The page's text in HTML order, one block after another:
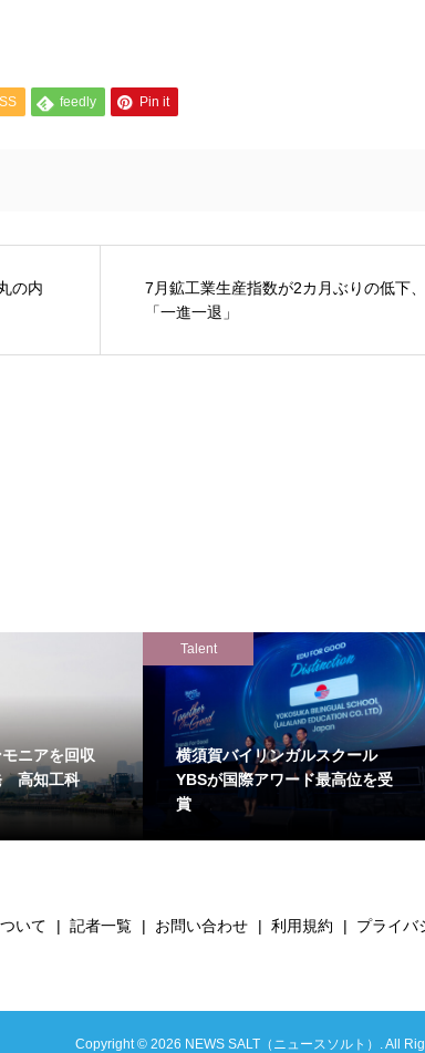
feedly Pin it
の内
7月鉱工業生産指数が2カ月ぶりの低下
「一進一退」
ニアを回収
高知工科
Talent
横須賀バイリンガルスクール
YBSが国際アワード最高位を受
賞
いて 記者一覧 お問い合わせ 利用規約 プライバ
Copyright ©2026 NEWS SALT（ニュースソルト）. All